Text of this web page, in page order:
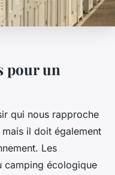
pour un
qui nous rapproche
il doit également
Les
camping écologique